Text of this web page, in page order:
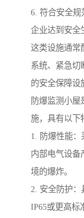
6. 符合安全规
企业达到安全
这类设施通常
系统、紧急切
的安全保障设
防爆监测小
施，具有以下
1. 防爆性能
内部电气设备
境的爆炸。
2. 安全防护：
IP65或更高标